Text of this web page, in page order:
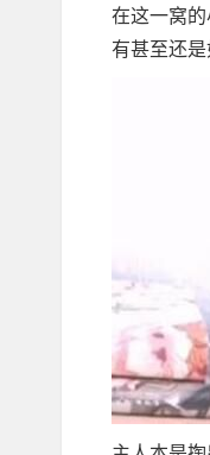
在这一窝
有甚至还